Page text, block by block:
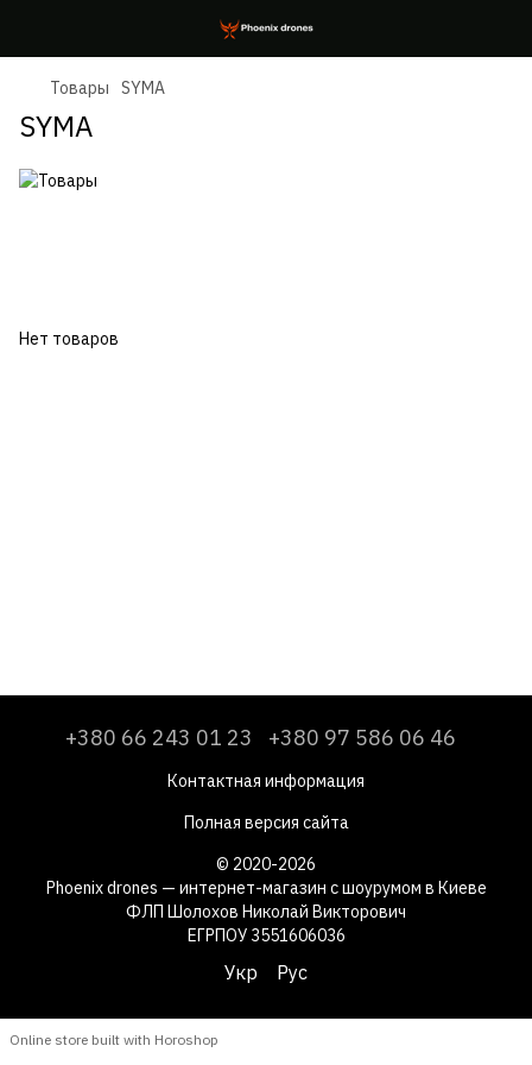
Товары SYMA
SYMA
Нет товаров
+380 66 243 01 23 +380 97 586 06 46
Контактная информация
Полная версия сайта
© 2020-2026
Phoenix drones — интернет-магазин с шоурумом в Киеве
ФЛП Шолохов Николай Викторович
ЕГРПОУ 3551606036
Укр Рус
Online store built with Horoshop